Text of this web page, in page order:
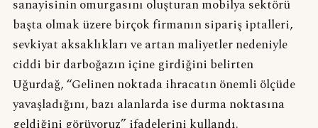
sanayisinin omurgasını oluşturan mobilya sektörü
başta olmak üzere birçok firmanın sipariş iptalleri,
sevkiyat aksaklıkları ve artan maliyetler nedeniyle
ciddi bir darboğazın içine girdiğini belirten
Uğurdağ, “Gelinen noktada ihracatın önemli ölçüde
yavaşladığını, bazı alanlarda ise durma noktasına
geldiğini görüyoruz” ifadelerini kullandı.